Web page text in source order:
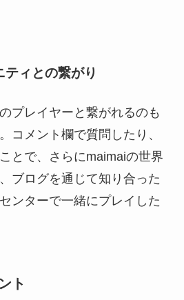
ィとの繋がり
プレイヤーと繋がれるのも
コメント欄で質問したり、
とで、さらにmaimaiの世界
ブログを通じて知り合った
ンターで一緒にプレイした
ト